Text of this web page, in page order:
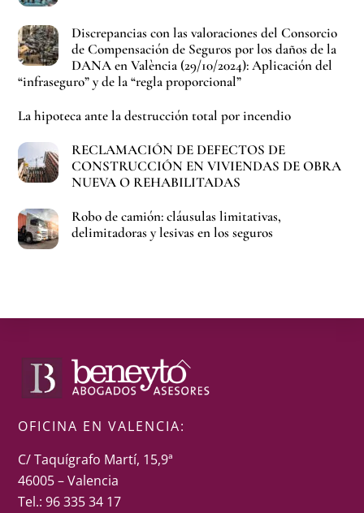
Discrepancias con las valoraciones del Consorcio
de Compensación de Seguros por los daños de la
DANA en València (29/10/2024): Aplicación del
“infraseguro” y de la “regla proporcional”
La hipoteca ante la destrucción total por incendio
RECLAMACIÓN DE DEFECTOS DE
CONSTRUCCIÓN EN VIVIENDAS DE OBRA
NUEVA O REHABILITADAS
Robo de camión: cláusulas limitativas,
delimitadoras y lesivas en los seguros
Back
To
OFICINA EN VALENCIA:
C/ Taquígrafo Martí, 15,9ª
46005 – Valencia
Tel.: 96 335 34 17